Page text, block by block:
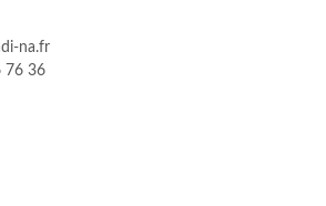
na.fr
76 36